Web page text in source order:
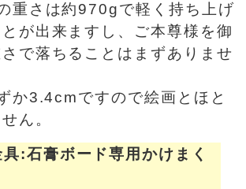
重さは約970gで軽く持ち上げ
が出来ますし、ご本尊様を御
で落ちることはまずありませ
か3.4cmですので絵画とほと
ん。
具:石膏ボード専用かけまく